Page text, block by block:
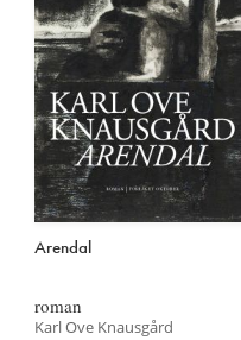
Arendal
roman
Karl Ove Knausgård